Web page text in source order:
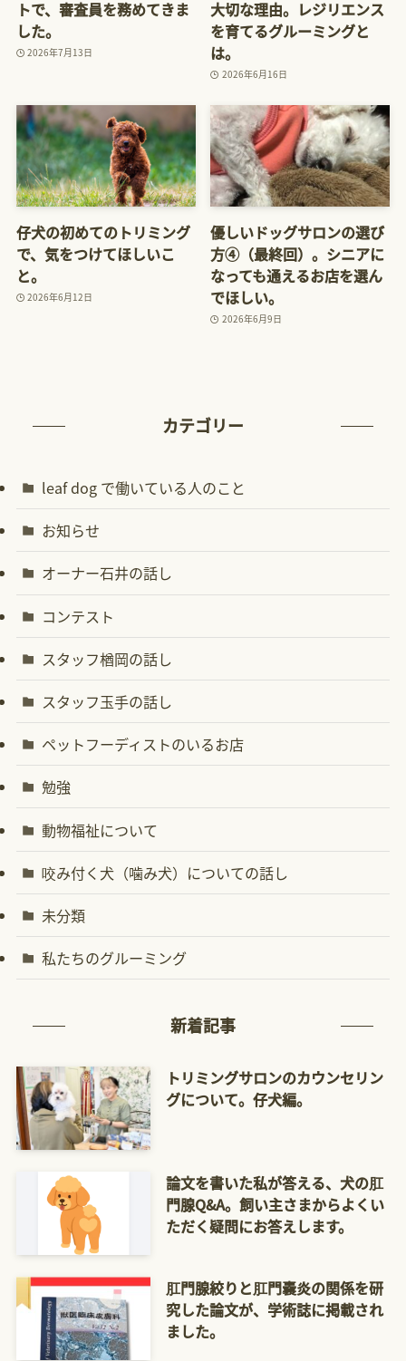
トで、審査員を務めてきま
した。
2026年7月13日
大切な理由。レジリエンス
を育てるグルーミングと
は。
2026年6月16日
仔犬の初めてのトリミング
で、気をつけてほしいこ
と。
2026年6月12日
優しいドッグサロンの選び
方④（最終回）。シニアに
なっても通えるお店を選ん
でほしい。
2026年6月9日
カテゴリー
leaf dog で働いている人のこと
お知らせ
オーナー石井の話し
コンテスト
スタッフ楢岡の話し
スタッフ玉手の話し
ペットフーディストのいるお店
勉強
動物福祉について
咬み付く犬（噛み犬）についての話し
未分類
私たちのグルーミング
新着記事
トリミングサロンのカウンセリン
グについて。仔犬編。
論文を書いた私が答える、犬の肛
門腺Q&A。飼い主さまからよくい
ただく疑問にお答えします。
肛門腺絞りと肛門嚢炎の関係を研
究した論文が、学術誌に掲載され
ました。